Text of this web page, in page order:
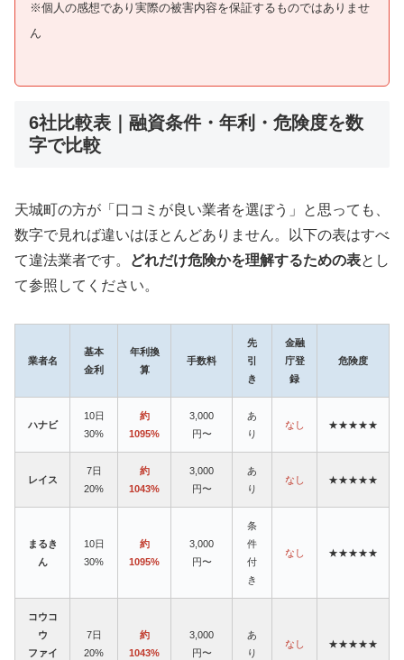
※個人の感想であり実際の被害内容を保証するものではありませ
ん
6社比較表｜融資条件・年利・危険度を数
字で比較
天城町の方が「口コミが良い業者を選ぼう」と思っても、
数字で見れば違いはほとんどありません。以下の表はすべ
て違法業者です。
どれだけ危険かを理解するための表とし
て参照してください。
業者名
基本
金利
年利換
算
手数料
先
引
き
金融
庁登
録
危険度
ハナビ
10日
30%
約
1095%
3,000
円〜
あ
り
なし ★★★★★
レイス
7日
20%
約
1043%
3,000
円〜
あ
り
なし ★★★★★
まるき
ん
10日
30%
約
1095%
3,000
円〜
条
件
付
き
なし ★★★★★
コウコ
ウ
ファイ
7日
20%
約
1043%
3,000
円〜
あ
り
なし ★★★★★